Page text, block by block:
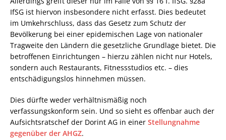
IfSG ist hiervon insbesondere nicht erfasst. Dies bedeutet
im Umkehrschluss, dass das Gesetz zum Schutz der
Bevölkerung bei einer epidemischen Lage von nationaler
Tragweite den Ländern die gesetzliche Grundlage bietet. Die
betroffenen Einrichtungen – hierzu zählen nicht nur Hotels,
sondern auch Restaurants, Fitnessstudios etc. – dies
entschädigungslos hinnehmen müssen.
Dies dürfte weder verhältnismäßig noch
verfassungskonform sein. Und so sieht es offenbar auch der
Aufsichtsratschef der Dorint AG in einer Stellungnahme
gegenüber der AHGZ.